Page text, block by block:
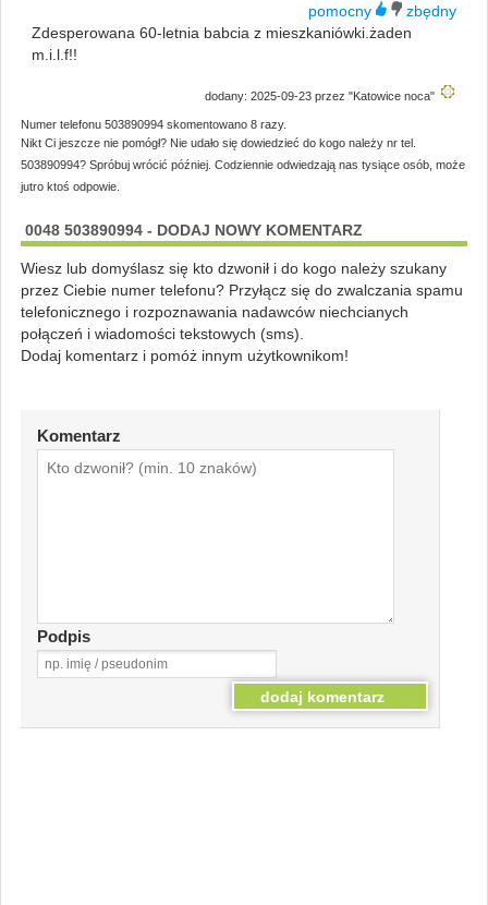
Zdesperowana 60-letnia babcia z mieszkaniówki.żaden
m.i.l.f!!
dodany: 2025-09-23 przez "Katowice noca"
Numer telefonu 503890994 skomentowano 8 razy.
Nikt Ci jeszcze nie pomógł? Nie udało się dowiedzieć do kogo należy nr tel.
503890994? Spróbuj wrócić później. Codziennie odwiedzają nas tysiące osób, może
jutro ktoś odpowie.
0048 503890994 - DODAJ NOWY KOMENTARZ
Wiesz lub domyślasz się kto dzwonił i do kogo należy szukany
przez Ciebie numer telefonu? Przyłącz się do zwalczania spamu
telefonicznego i rozpoznawania nadawców niechcianych
połączeń i wiadomości tekstowych (sms).
Dodaj komentarz i pomóż innym użytkownikom!
Komentarz
Podpis